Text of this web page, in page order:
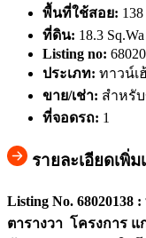
พื้นที่ใช้สอย:
ที่ดิน: 18.3 Sq.Wa
Listing no:
ประเภท: ทาวน์เ
ขาย/เช่า: สำหรั
ที่จอดรถ: 1
รายละเอียดเพิ่ม
Listing No.
ตารางวา โครงการ แ